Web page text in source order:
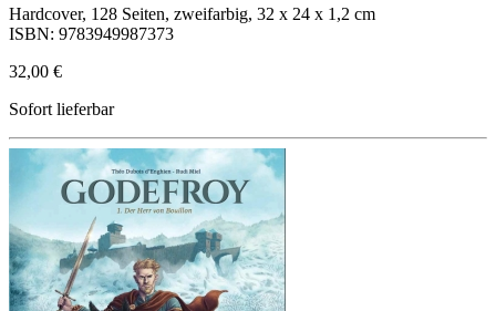
Hardcover, 128 Seiten, zweifarbig, 32 x 24 x 1,2 cm
ISBN: 9783949987373
32,00 €
Sofort lieferbar